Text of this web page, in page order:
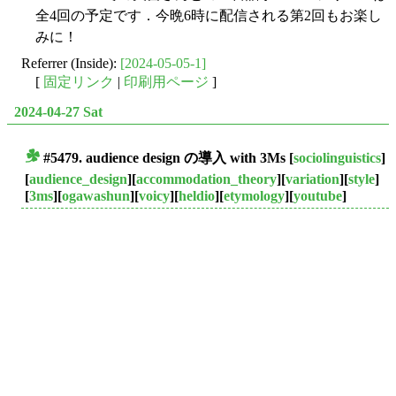
全4回の予定です．今晩6時に配信される第2回もお楽し
みに！
Referrer (Inside): [2024-05-05-1]
[ 固定リンク | 印刷用ページ ]
2024-04-27 Sat
#5479. audience design の導入 with 3Ms [sociolinguistics]
[audience_design][accommodation_theory][variation][style]
[3ms][ogawashun][voicy][heldio][etymology][youtube]